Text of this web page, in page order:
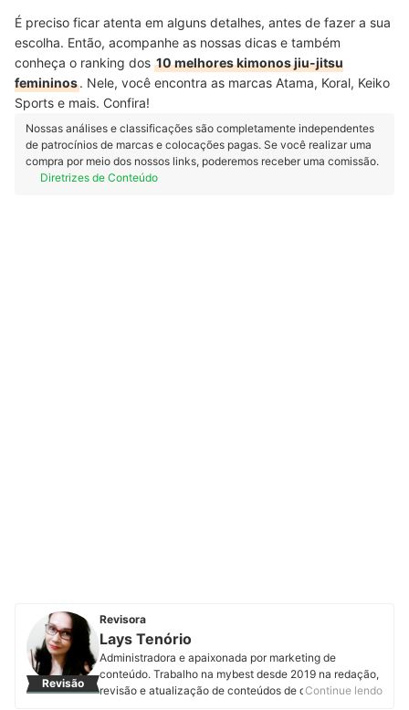
É preciso ficar atenta em alguns detalhes, antes de fazer a sua
escolha. Então, acompanhe as nossas dicas e também
conheça o ranking dos 10 melhores kimonos jiu-jitsu
femininos. Nele, você encontra as marcas Atama, Koral, Keiko
Sports e mais. Confira!
Nossas análises e classificações são completamente independentes
de patrocínios de marcas e colocações pagas. Se você realizar uma
compra por meio dos nossos links, poderemos receber uma comissão.
Diretrizes de Conteúdo
Revisão
Revisora
Lays Tenório
Administradora e apaixonada por marketing de
conteúdo. Trabalho na mybest desde 2019 na redação,
revisão e atualização de conteúdos de diversasContinue lendo